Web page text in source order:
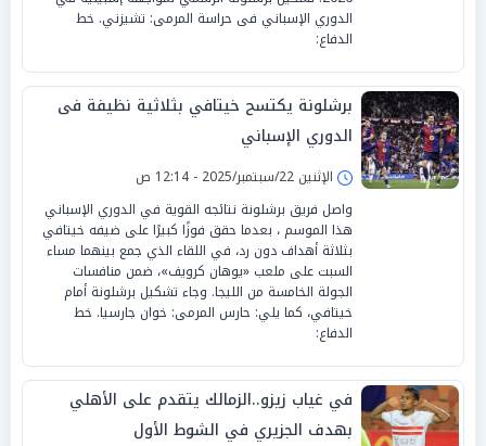
الدوري الإسباني فى حراسة المرمى: تشيزني. خط
الدفاع:
برشلونة يكتسح خيتافي بثلاثية نظيفة فى
الدوري الإسباني
الإثنين 22/سبتمبر/2025 - 12:14 ص
واصل فريق برشلونة نتائجه القوية في الدوري الإسباني
هذا الموسم ، بعدما حقق فوزًا كبيرًا على ضيفه خيتافي
بثلاثة أهداف دون رد، في اللقاء الذي جمع بينهما مساء
السبت على ملعب «يوهان كرويف»، ضمن منافسات
الجولة الخامسة من الليجا. وجاء تشكيل برشلونة أمام
خيتافي، كما يلي: حارس المرمى: خوان جارسيا. خط
الدفاع:
في غياب زيزو..الزمالك يتقدم على الأهلي
بهدف الجزيري في الشوط الأول